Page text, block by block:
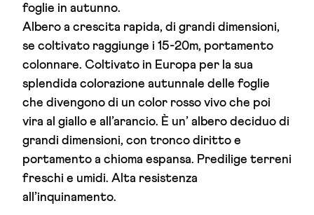
foglie in autunno.
Albero a crescita rapida, di grandi dimensioni,
se coltivato raggiunge i 15-20m, portamento
colonnare. Coltivato in Europa per la sua
splendida colorazione autunnale delle foglie
che divengono di un color rosso vivo che poi
vira al giallo e all’arancio. È un’ albero deciduo di
grandi dimensioni, con tronco diritto e
portamento a chioma espansa. Predilige terreni
freschi e umidi. Alta resistenza
all’inquinamento.